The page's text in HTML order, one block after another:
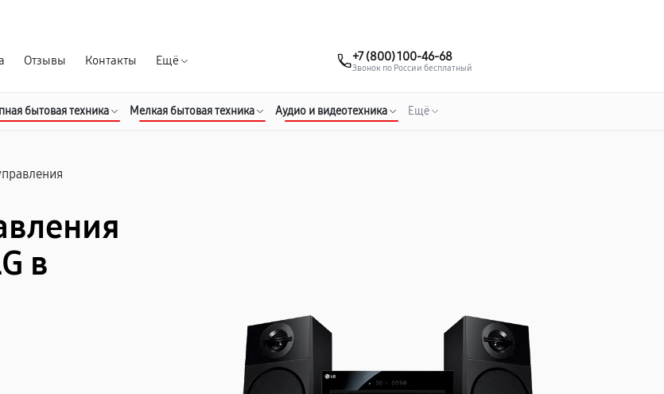
Отзывы Контакты Ещё +7 (800) 100-46-68
Звонок по России бесплатный
бытовая техника Мелкая бытовая техника Аудио и видеотехника Ещё
в